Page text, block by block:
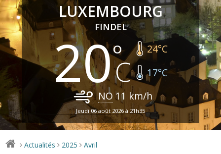
LUXEMBOURG
FINDEL
20 24°C
17°C
NO 11 km/h
Jeudi 06 août 2026 à 21h35
> Actualités > 2025 > Avril